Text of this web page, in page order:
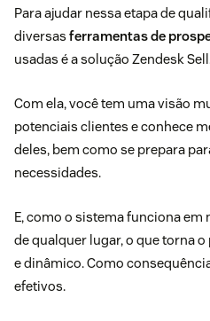
Para ajudar nessa etapa de
diversas ferramentas de
usadas é a solução Zendesk
Com ela, você tem uma visão
potenciais clientes e conhece
deles, bem como se prepara
necessidades.
E, como o sistema funciona em
de qualquer lugar, o que torna
e dinâmico. Como
efetivos.